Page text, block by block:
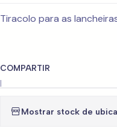
Tiracolo para as
COMPARTIR
|
Mostrar stock de